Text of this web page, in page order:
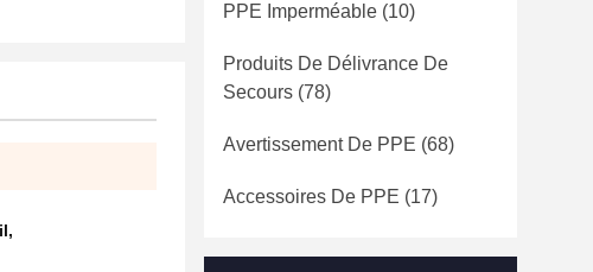
,
PPE Imperméable (10)
Produits De Délivrance De
Secours (78)
Avertissement De PPE (68)
Accessoires De PPE (17)